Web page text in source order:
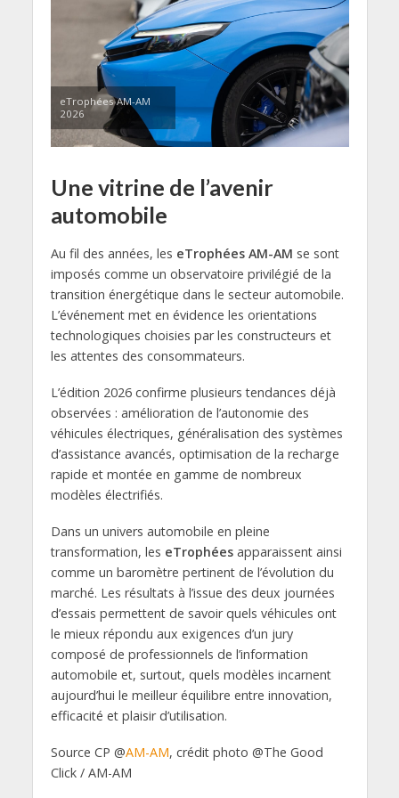
eTrophées AM-AM
2026
Une vitrine de l’avenir
automobile
Au fil des années, les eTrophées AM-AM se sont
imposés comme un observatoire privilégié de la
transition énergétique dans le secteur automobile.
L’événement met en évidence les orientations
technologiques choisies par les constructeurs et
les attentes des consommateurs.
L’édition 2026 confirme plusieurs tendances déjà
observées : amélioration de l’autonomie des
véhicules électriques, généralisation des systèmes
d’assistance avancés, optimisation de la recharge
rapide et montée en gamme de nombreux
modèles électrifiés.
Dans un univers automobile en pleine
transformation, les eTrophéesapparaissent ainsi
comme un baromètre pertinent de l’évolution du
marché. Les résultats à l’issue des deux journées
d’essais permettent de savoir quels véhicules ont
le mieux répondu aux exigences d’un jury
composé de professionnels de l’information
automobile et, surtout, quels modèles incarnent
aujourd’hui le meilleur équilibre entre innovation,
efficacité et plaisir d’utilisation.
Source CP @AM-AM, crédit photo @The Good
Click / AM-AM